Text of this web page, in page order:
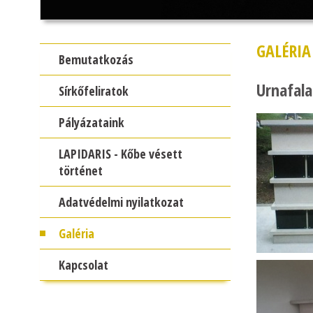
Bemutatkozás
Sírkőfeliratok
Pályázataink
LAPIDARIS - Kőbe vésett
történet
Adatvédelmi nyilatkozat
Galéria
Kapcsolat
GALÉRIA